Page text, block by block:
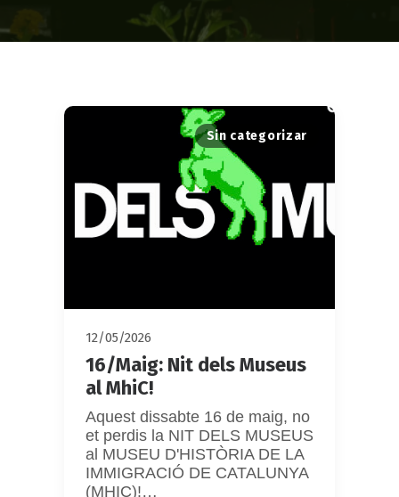
Espai Educatiu
Català
Sin categorizar
12/05/2026
16/Maig: Nit dels Museus
al MhiC!
Aquest dissabte 16 de maig, no
et perdis la NIT DELS MUSEUS
al MUSEU D'HISTÒRIA DE LA
IMMIGRACIÓ DE CATALUNYA
(MHIC)!…